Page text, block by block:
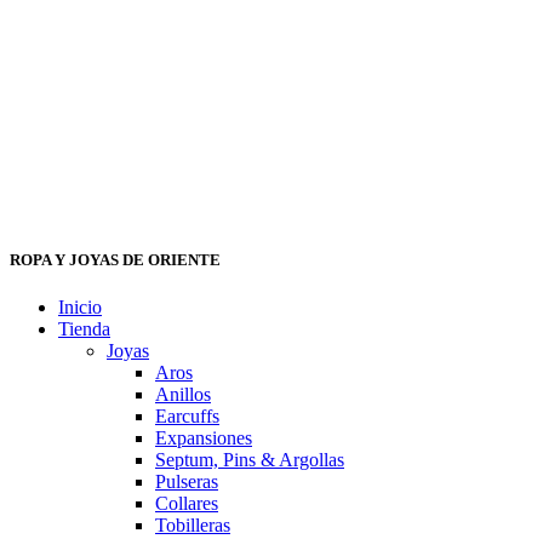
ROPA Y JOYAS DE ORIENTE
Inicio
Tienda
Joyas
Aros
Anillos
Earcuffs
Expansiones
Septum, Pins & Argollas
Pulseras
Collares
Tobilleras